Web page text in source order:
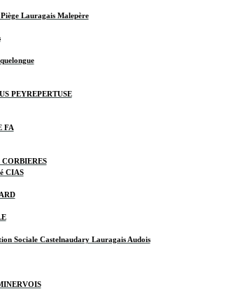
Lauragais Malepère
PEYREPERTUSE
FA
CORBIERES
CIAS
Sociale Castelnaudary Lauragais Audois